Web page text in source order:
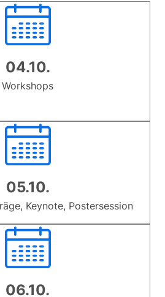
04.10.
Workshops
05.10.
Keynote, Postersession
06.10.